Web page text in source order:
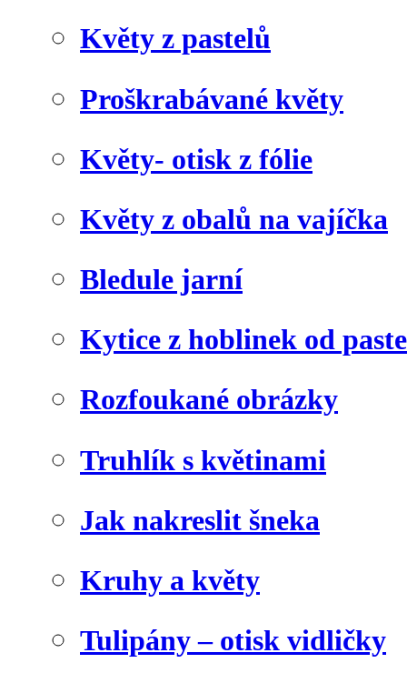
Květy z pastelů
Proškrabávané květy
Květy- otisk z fólie
Květy z obalů na vajíčka
Bledule jarní
Kytice z hoblinek od
Rozfoukané obrázky
Truhlík s květinami
Jak nakreslit šneka
Kruhy a květy
Tulipány – otisk vidličky